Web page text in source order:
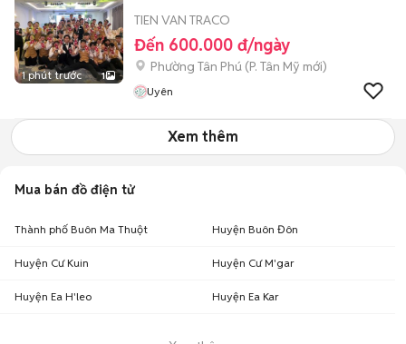
1 phút trước 1
TIEN VAN TRACO
Đến 600.000 đ/ngày
Phường Tân Phú (P. Tân Mỹ mới)
Uyên
Xem thêm
Mua bán đồ điện tử
Thành phố Buôn Ma Thuột Huyện Buôn Đôn
Huyện Cư Kuin Huyện Cư M'gar
Huyện Ea H'leo Huyện Ea Kar